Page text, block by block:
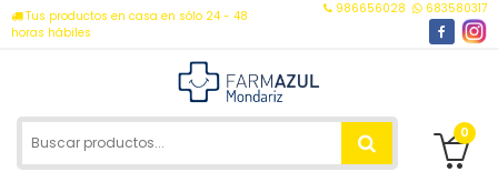
Tus productos en casa en sólo 24 - 48
horas hábiles
986656028 683580317
0